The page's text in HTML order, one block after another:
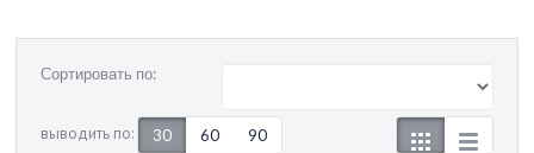
Сортировать по:
выводить по: 30 60 90